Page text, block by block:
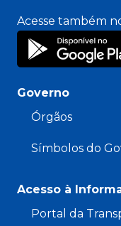
Acesse também
Governo
Órgãos
Símbolos do
Acesso à
Portal da